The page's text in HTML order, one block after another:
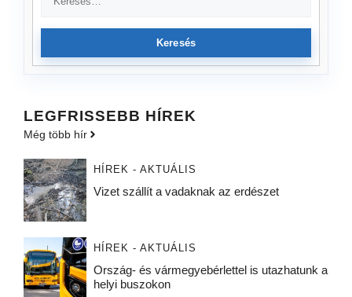
Keresés
LEGFRISSEBB HÍREK
Még több hír
HÍREK - AKTUÁLIS
Vizet szállít a vadaknak az erdészet
HÍREK - AKTUÁLIS
Ország- és vármegyebérlettel is utazhatunk a
helyi buszokon